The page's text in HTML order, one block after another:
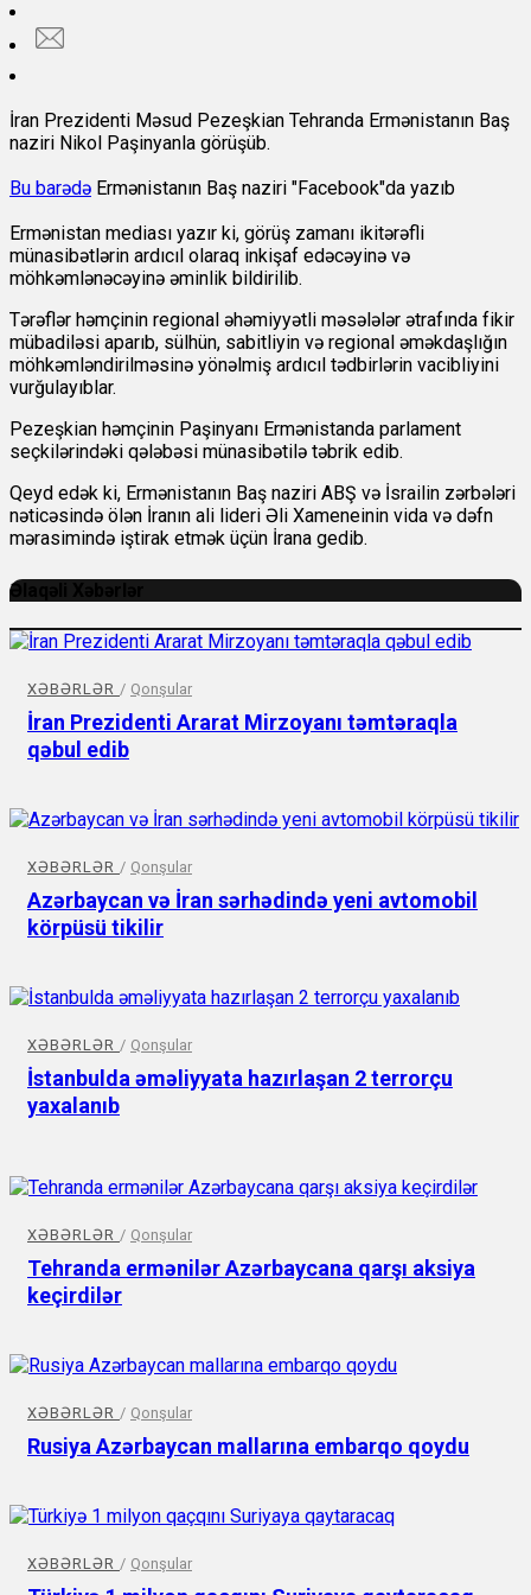
İran Prezidenti Məsud Pezeşkian Tehranda Ermənistanın Baş
naziri Nikol Paşinyanla görüşüb.
Bu barədə Ermənistanın Baş naziri "Facebook"da yazıb
Ermənistan mediası yazır ki, görüş zamanı ikitərəfli
münasibətlərin ardıcıl olaraq inkişaf edəcəyinə və
möhkəmlənəcəyinə əminlik bildirilib.
Tərəflər həmçinin regional əhəmiyyətli məsələlər ətrafında fikir
mübadiləsi aparıb, sülhün, sabitliyin və regional əməkdaşlığın
möhkəmləndirilməsinə yönəlmiş ardıcıl tədbirlərin vacibliyini
vurğulayıblar.
Pezeşkian həmçinin Paşinyanı Ermənistanda parlament
seçkilərindəki qələbəsi münasibətilə təbrik edib.
Qeyd edək ki, Ermənistanın Baş naziri ABŞ və İsrailin zərbələri
nəticəsində ölən İranın ali lideri Əli Xameneinin vida və dəfn
mərasimində iştirak etmək üçün İrana gedib.
Əlaqəli Xəbərlər
XƏBƏRLƏR / Qonşular
İran Prezidenti Ararat Mirzoyanı təmtəraqla
qəbul edib
XƏBƏRLƏR / Qonşular
Azərbaycan və İran sərhədində yeni avtomobil
körpüsü tikilir
XƏBƏRLƏR / Qonşular
İstanbulda əməliyyata hazırlaşan 2 terrorçu
yaxalanıb
XƏBƏRLƏR / Qonşular
Tehranda ermənilər Azərbaycana qarşı aksiya
keçirdilər
XƏBƏRLƏR / Qonşular
Rusiya Azərbaycan mallarına embarqo qoydu
XƏBƏRLƏR / Qonşular